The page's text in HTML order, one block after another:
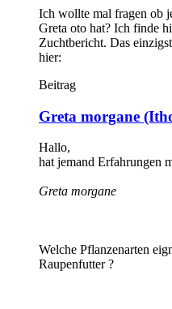
Ich wollte mal fragen ob
Greta oto hat? Ich finde
Zuchtbericht. Das
hier:
Beitrag
Greta morgane
Hallo,
hat jemand Erfahrungen
Greta morgane
Welche Pflanzenarten
Raupenfutter ?